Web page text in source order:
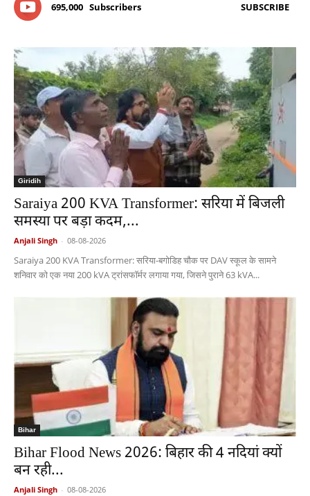
695,000 Subscribers SUBSCRIBE
Giridih
Saraiya 200 KVA Transformer: सरिया में बिजली
समस्या पर बड़ा कदम,...
Anjali Singh - 08-08-2026
Saraiya 200 KVA Transformer: सरिया-बगोडिह चौक पर DAV स्कूल के सामने
शनिवार को एक नया 200 kVA ट्रांसफॉर्मर लगाया गया, जिसने पुराने 63 kVA...
Bihar
Bihar Flood News 2026: बिहार की 4 नदियां क्यों
बन रही...
Anjali Singh - 08-08-2026